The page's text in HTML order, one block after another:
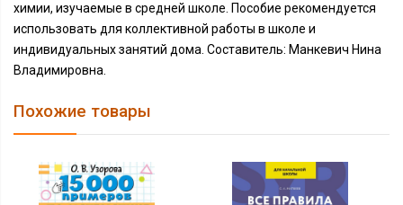
химии, изучаемые в средней школе. Пособие рекомендуется
использовать для коллективной работы в школе и
индивидуальных занятий дома. Составитель: Манкевич Нина
Владимировна.
Похожие товары